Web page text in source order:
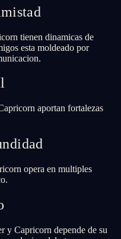
tienen dinamicas de
esta moldeado por
aportan fortalezas
opera en multiples
y Capricorn depende de su